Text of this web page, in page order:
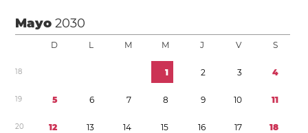
Mayo2030
D L M M J V S
18 1 2 3 4
19 5 6 7 8 9 10 11
20 12 13 14 15 16 17 18